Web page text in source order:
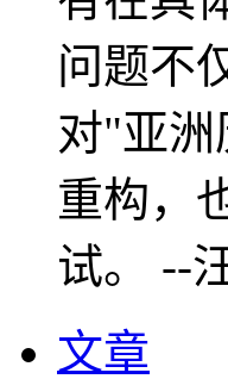
问题不
对"亚
重构，
试。 --
文章